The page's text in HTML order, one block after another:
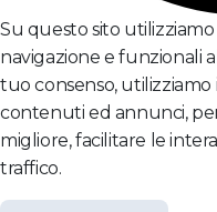
Su questo sito
navigazione e funzionali
tuo consenso,
contenuti ed annunci,
migliore, facilitare le
traffico.